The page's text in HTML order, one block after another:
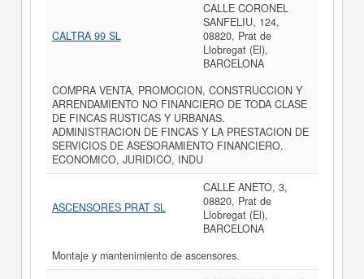
CALTRA 99 SL
CALLE CORONEL
SANFELIU, 124,
08820, Prat de
Llobregat (El),
BARCELONA
COMPRA VENTA, PROMOCION, CONSTRUCCION Y
ARRENDAMIENTO NO FINANCIERO DE TODA CLASE
DE FINCAS RUSTICAS Y URBANAS.
ADMINISTRACION DE FINCAS Y LA PRESTACION DE
SERVICIOS DE ASESORAMIENTO FINANCIERO.
ECONOMICO, JURIDICO, INDU
ASCENSORES PRAT SL
CALLE ANETO, 3,
08820, Prat de
Llobregat (El),
BARCELONA
Montaje y mantenimiento de ascensores.